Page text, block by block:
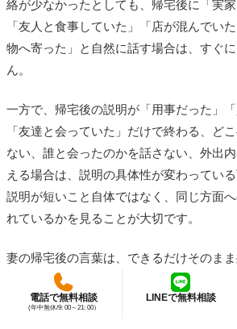
絡が少なかったとしても、帰宅後に「実家
「友人と食事していた」「店が混んでい
物へ寄った」と自然に話す場合は、すぐ
ん。
一方で、帰宅後の説明が「用事だった」「
「友達と会っていた」だけで終わる、ど
ない、誰と会ったのかを話さない、外出
える場合は、説明の具体性が変わっている
説明が短いこと自体ではなく、同じ方面
れているかを見ることが大切です。
妻の帰宅後の言葉は、できるだけそのま
しかった」「友人と話していた」「買い
妻が実際に使った表現を記録しておくと
電話で無料相談
(年中無休/9: 00～21: 00）
LINEで無料相談